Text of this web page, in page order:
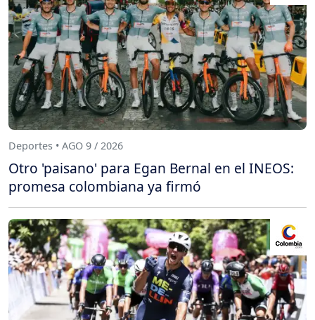
Deportes • AGO 9 / 2026
Otro 'paisano' para Egan Bernal en el INEOS:
promesa colombiana ya firmó